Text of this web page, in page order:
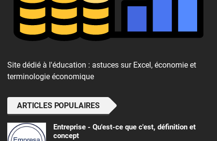
Site dédié à l'éducation : astuces sur Excel, économie et
terminologie économique
ARTICLES POPULAIRES
Entreprise - Qu'est-ce que c'est, définition et
concept